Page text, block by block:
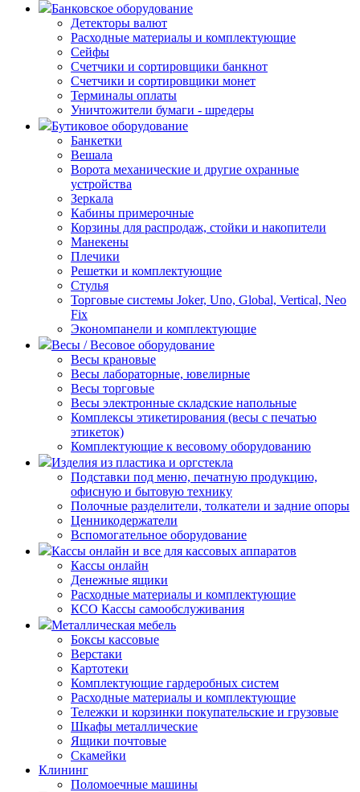
Банковское оборудование
Детекторы валют
Расходные материалы и комплектующие
Сейфы
Счетчики и сортировщики банкнот
Счетчики и сортировщики монет
Терминалы оплаты
Уничтожители бумаги - шредеры
Бутиковое оборудование
Банкетки
Вешала
Ворота механические и другие охранные
устройства
Зеркала
Кабины примерочные
Корзины для распродаж, стойки и накопители
Манекены
Плечики
Решетки и комплектующие
Стулья
Торговые системы Joker, Uno, Global, Vertical, Neo
Fix
Экономпанели и комплектующие
Весы / Весовое оборудование
Весы крановые
Весы лабораторные, ювелирные
Весы торговые
Весы электронные складские напольные
Комплексы этикетирования (весы с печатью
этикеток)
Комплектующие к весовому оборудованию
Изделия из пластика и оргстекла
Подставки под меню, печатную продукцию,
офисную и бытовую технику
Полочные разделители, толкатели и задние опоры
Ценникодержатели
Вспомогательное оборудование
Кассы онлайн и все для кассовых аппаратов
Кассы онлайн
Денежные ящики
Расходные материалы и комплектующие
КСО Кассы самообслуживания
Металлическая мебель
Боксы кассовые
Верстаки
Картотеки
Комплектующие гардеробных систем
Расходные материалы и комплектующие
Тележки и корзинки покупательские и грузовые
Шкафы металлические
Ящики почтовые
Скамейки
Клининг
Поломоечные машины